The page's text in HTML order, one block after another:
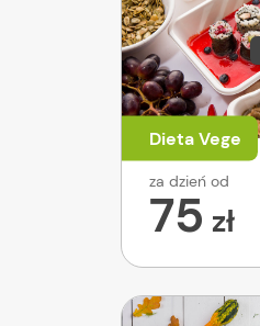
Dieta Vege
za dzień od
75 zł